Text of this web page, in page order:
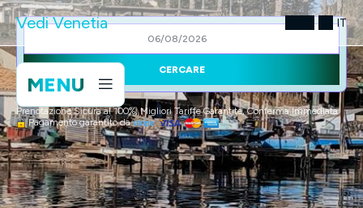
Vedi Venetia IT
MENU
CERCARE
Prenotazione Sicura al 100%, Migliori Tariffe Garantite, Conferma Immediata
Pagamento garantito da